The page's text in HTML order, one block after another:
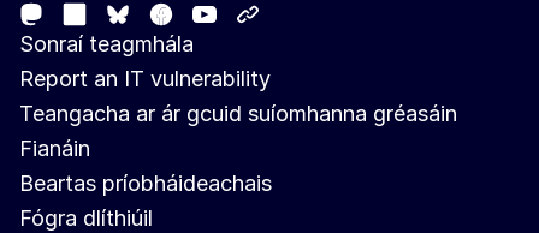
MastodonLinkedIn
Bluesky
Facebook
Youtube
Sonraí teagmhála
Report an IT vulnerability
Teangacha ar ár gcuid suíomhanna gréasáin
Fianáin
Beartas príobháideachais
Fógra dlíthiúil